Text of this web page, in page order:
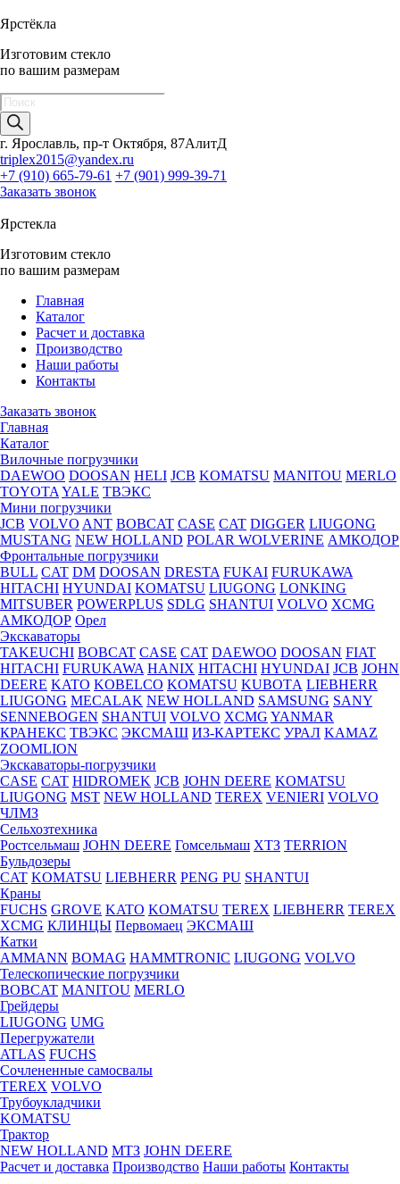
Ярстёкла
Изготовим стекло
по вашим размерам
Поиск
товаров
г. Ярославль, пр-т Октября, 87АлитД
triplex2015@yandex.ru
+7 (910) 665-79-61 +7 (901) 999-39-71
Заказать звонок
Ярстекла
Изготовим стекло
по вашим размерам
Главная
Каталог
Расчет и доставка
Производство
Наши работы
Контакты
Заказать звонок
Главная
Каталог
Вилочные погрузчики
DAEWOO DOOSAN HELI JCB KOMATSU MANITOU MERLO
TOYOTA YALE ТВЭКС
Мини погрузчики
JCB VOLVO ANT BOBCAT CASE CAT DIGGER LIUGONG
MUSTANG NEW HOLLAND POLAR WOLVERINE АМКОДОР
Фронтальные погрузчики
BULL CAT DM DOOSAN DRESTA FUKAI FURUKAWA
HITACHI HYUNDAI KOMATSU LIUGONG LONKING
MITSUBER POWERPLUS SDLG SHANTUI VOLVO XCMG
АМКОДОР Орел
Экскаваторы
TAKEUCHI BOBCAT CASE CAT DAEWOO DOOSAN FIAT
HITACHI FURUKAWA HANIX HITACHI HYUNDAI JCB JOHN
DEERE KATO KOBELCO KOMATSU KUBOTА LIEBHERR
LIUGONG MECALAK NEW HOLLAND SAMSUNG SANY
SENNEBOGEN SHANTUI VOLVO XCMG YANMAR
КРАНЕКС ТВЭКС ЭКСМАШ ИЗ-КАРТЕКС УРАЛ KAMAZ
ZOOMLION
Экскаваторы-погрузчики
CASE CAT HIDROМEK JCB JOHN DEERE KOMATSU
LIUGONG MST NEW HOLLAND TEREX VENIERI VOLVO
ЧЛМЗ
Сельхозтехника
Ростсельмаш JOHN DEERE Гомсельмаш ХТЗ TERRION
Бульдозеры
CAT KOMATSU LIEBHERR PENG PU SHANTUI
Краны
FUCHS GROVE KATO KOMATSU TEREX LIEBHERR TEREX
XCMG КЛИНЦЫ Первомаец ЭКСМАШ
Катки
AMMANN BOMAG HAMMTRONIC LIUGONG VOLVO
Телескопические погрузчики
BOBCAT MANITOU MERLO
Грейдеры
LIUGONG UMG
Перегружатели
ATLAS FUCHS
Сочлененные самосвалы
TEREX VOLVO
Трубоукладчики
KOMATSU
Трактор
NEW HOLLAND МТЗ JOHN DEERE
Расчет и доставка Производство Наши работы Контакты